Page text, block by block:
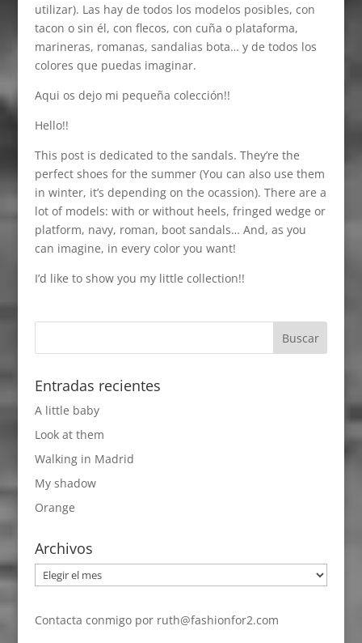
utilizar). Las hay de todos los modelos posibles, con
tacon o sin él, con flecos, con cuña o plataforma,
marineras, romanas, sandalias bota… y de todos los
colores que puedas imaginar.
Aqui os dejo mi pequeña colección!!
Hello!!
This post is dedicated to the sandals. They’re the
perfect shoes for the summer (You can also use them
in winter, it’s depending on the ocassion). There are a
lot of models: with or without heels, fringed wedge or
platform, navy, roman, boot sandals… And, as you
can imagine, in every color you want!
I’d like to show you my little collection!!
Entradas recientes
A little baby
Look at them
Walking in Madrid
My shadow
Orange
Archivos
Archivos
Contacta conmigo por ruth@fashionfor2.com